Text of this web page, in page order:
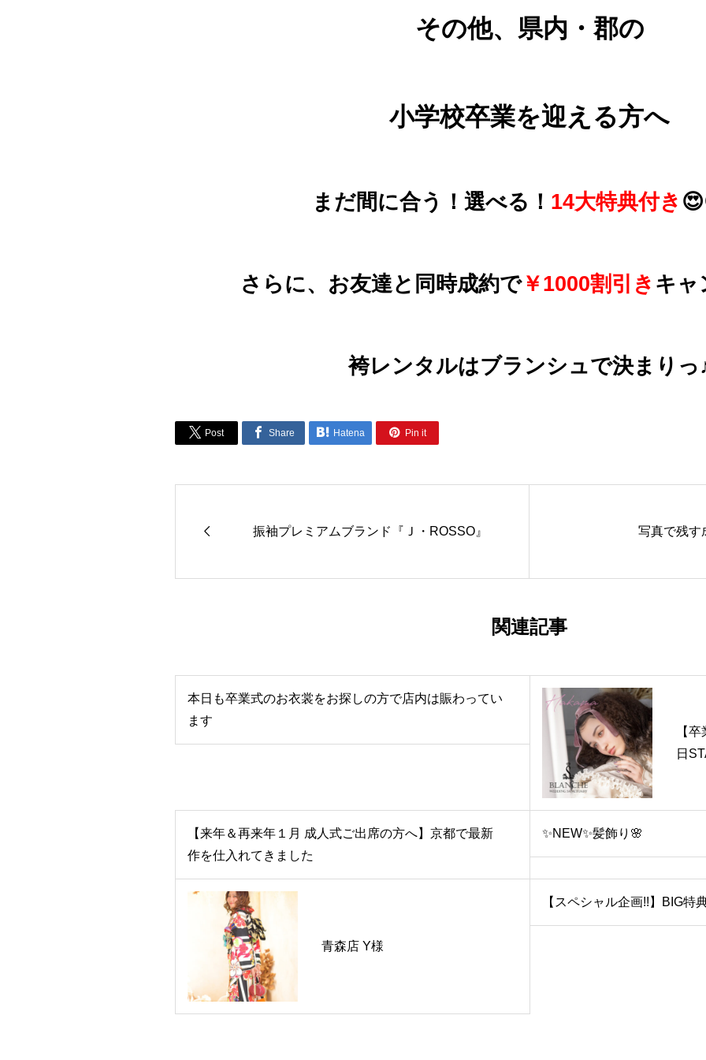
その他、県内・郡の
小学校卒業を迎える方へ
まだ間に合う！選べる！ 14大特典付き
さらに、お友達と同時成約で￥1000割引き キャ
袴レンタルはブランシュで決まりっ
 Post  Share  Hatena  Pin it
 振袖プレミアムブランド『Ｊ・ROSSO』 写真で残す
関連記事
本日も卒業式のお衣裳をお探しの方で店内は賑わってい
ます
【
日
【来年＆再来年１月 成人式ご出席の方へ】京都で最新
作を仕入れてきました
✨NEW✨髪飾り🌸
青森店 Y様
【スペシャル企画!!】BIG特